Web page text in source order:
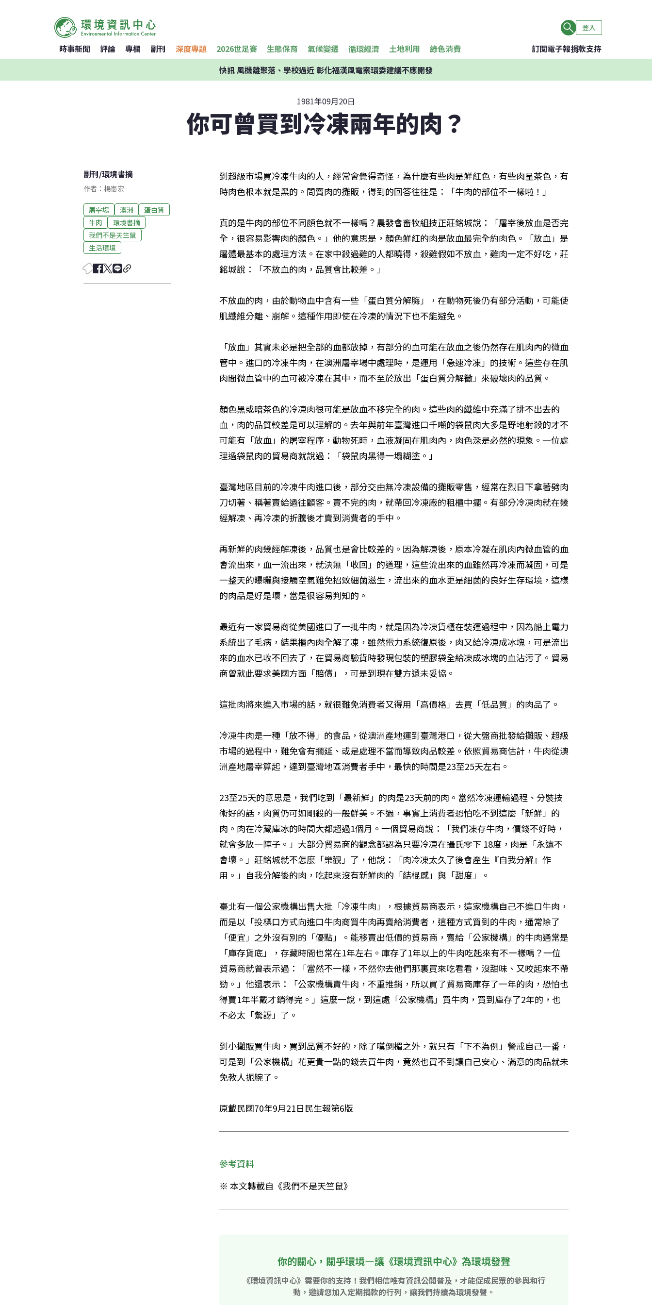
登入
時事新聞 評論 專欄 副刊 深度專題 2026世足賽 生態保育 氣候變遷 循環經濟 土地利用 綠色消費 訂閱電子報捐款支持
快訊風機離聚落、學校過近 彰化福漢風電案環委建議不應開發
1981年09月20日
你可曾買到冷凍兩年的肉？
副刊/環境書摘
作者：楊憲宏
屠宰場 澳洲
蛋白質
牛肉
環境書摘
我們不是天竺鼠
生活環境
到超級市場買冷凍牛肉的人，經常會覺得奇怪，為什麼有些肉是鮮紅色，有些肉呈茶色，有
時肉色根本就是黑的。問賣肉的攤販，得到的回答往往是：「牛肉的部位不一樣啦！」
真的是牛肉的部位不同顏色就不一樣嗎？農發會畜牧組技正莊銘城說：「屠宰後放血是否完
全，很容易影響肉的顏色。」他的意思是，顏色鮮紅的肉是放血最完全約肉色。「放血」是
屠體最基本的處理方法。在家中殺過雞的人都曉得，殺雞假如不放血，雞肉一定不好吃，莊
銘城說：「不放血的肉，品質會比較差。」
不放血的肉，由於動物血中含有一些「蛋白質分解脢」，在動物死後仍有部分活動，可能使
肌纖維分離、崩解。這種作用即使在冷凍的情況下也不能避免。
「放血」其實未必是把全部的血都放掉，有部分的血可能在放血之後仍然存在肌肉內的微血
管中。進口的冷凍牛肉，在澳洲屠宰場中處理時，是運用「急速冷凍」的技術。這些存在肌
肉間微血管中的血可被冷凍在其中，而不至於放出「蛋白質分解黴」來破壞肉的品質。
顏色黑或暗茶色的冷凍肉很可能是放血不移完全的肉。這些肉的纖維中充滿了排不出去的
血，肉的品質較差是可以理解的。去年與前年臺灣進口千噸的袋鼠肉大多是野地射殺的才不
可能有「放血」的屠宰程序，動物死時，血液凝固在肌肉內，肉色深是必然的現象。一位處
理過袋鼠肉的貿易商就說過：「袋鼠肉黑得一塌糊塗。」
臺灣地區目前的冷凍牛肉進口後，部分交由無冷凍設備的攤販零售，經常在烈日下拿著劈肉
刀切著、稱著賣給過往顧客。賣不完的肉，就帶回冷凍廠的租櫃中擺。有部分冷凍肉就在幾
經解凍、再冷凍的折騰後才賣到消費者的手中。
再新鮮的肉幾經解凍後，品質也是會比較差的。因為解凍後，原本冷凝在肌肉內微血管的血
會流出來，血一流出來，就決無「收回」的道理，這些流出來的血雖然再冷凍而凝固，可是
一整天的曝曬與接觸空氣難免招致細菌滋生，流出來的血水更是細菌的良好生存環境，這樣
的肉品是好是壞，當是很容易判知的。
最近有一家貿易商從美國進口了一批牛肉，就是因為冷凍貨櫃在裝運過程中，因為船上電力
系統出了毛病，結果櫃內肉全解了凍，雖然電力系統復原後，肉又給冷凍成冰塊，可是流出
來的血水已收不回去了，在貿易商驗貨時發現包裝的塑膠袋全給凍成冰塊的血沾污了。貿易
商曾就此要求美國方面「賠償」，可是到現在雙方還未妥協。
這批肉將來進入市場的話，就很難免消費者又得用「高價格」去買「低品質」的肉品了。
冷凍牛肉是一種「放不得」的食品，從澳洲產地運到臺灣港口，從大盤商批發給攤販、超級
市場的過程中，難免會有擱延、或是處理不當而導致肉品較差。依照貿易商估計，牛肉從澳
洲產地屠宰算起，達到臺灣地區消費者手中，最快的時間是23至25天左右。
23至25天的意思是，我們吃到「最新鮮」的肉是23天前的肉。當然冷凍運輸過程、分裝技
術好的話，肉質仍可如剛殺的一般鮮美。不過，事實上消費者恐怕吃不到這麼「新鮮」的
肉。肉在冷藏庫冰的時間大都超過1個月。一個貿易商說：「我們凍存牛肉，價錢不好時，
就會多放一陣子。」大部分貿易商的觀念都認為只要冷凍在攝氏零下 18度，肉是「永遠不
會壞。」莊銘城就不怎麼「樂觀」了，他說：「肉冷凍太久了後會產生『自我分解』作
用。」自我分解後的肉，吃起來沒有新鮮肉的「結棍感」與「甜度」。
臺北有一個公家機構出售大批「冷凍牛肉」，根據貿易商表示，這家機構自己不進口牛肉，
而是以「投標口方式向進口牛肉商買牛肉再賣給消費者，這種方式買到的牛肉，通常除了
「便宜」之外沒有別的「優點」。能移賣出低價的貿易商，賣給「公家機構」的牛肉通常是
「庫存貨底」，存藏時間也常在1年左右。庫存了1年以上的牛肉吃起來有不一樣嗎？一位
貿易商就曾表示過：「當然不一樣，不然你去他們那裏買來吃看看，沒甜味、又咬起來不帶
勁。」他還表示：「公家機構賣牛肉，不重推銷，所以買了貿易商庫存了一年的肉，恐怕也
得賈1年半戴才銷得完。」這麼一說，到這處「公家機構」買牛肉，買到庫存了2年的，也
不必太「驚訝」了。
到小攤販買牛肉，買到品質不好的，除了嘆倒楣之外，就只有「下不為例」警戒自己一番，
可是到「公家機構」花更貴一點的錢去買牛肉，竟然也買不到讓自己安心、滿意的肉品就未
免教人扼腕了。
原載民國70年9月21日民生報第6版
參考資料
※ 本文轉載自《我們不是天竺鼠》
你的關心，關乎環境—讓《環境資訊中心》為環境發聲
《環境資訊中心》需要你的支持！我們相信唯有資訊公開普及，才能促成民眾的參與和行
動，邀請您加入定期捐款的行列，讓我們持續為環境發聲。